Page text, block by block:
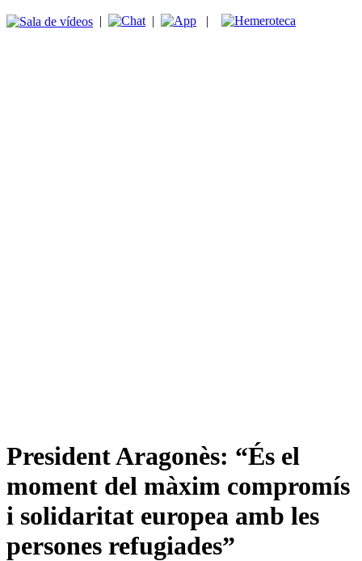
| | |
President Aragonès: “És el
moment del màxim compromís
i solidaritat europea amb les
persones refugiades”